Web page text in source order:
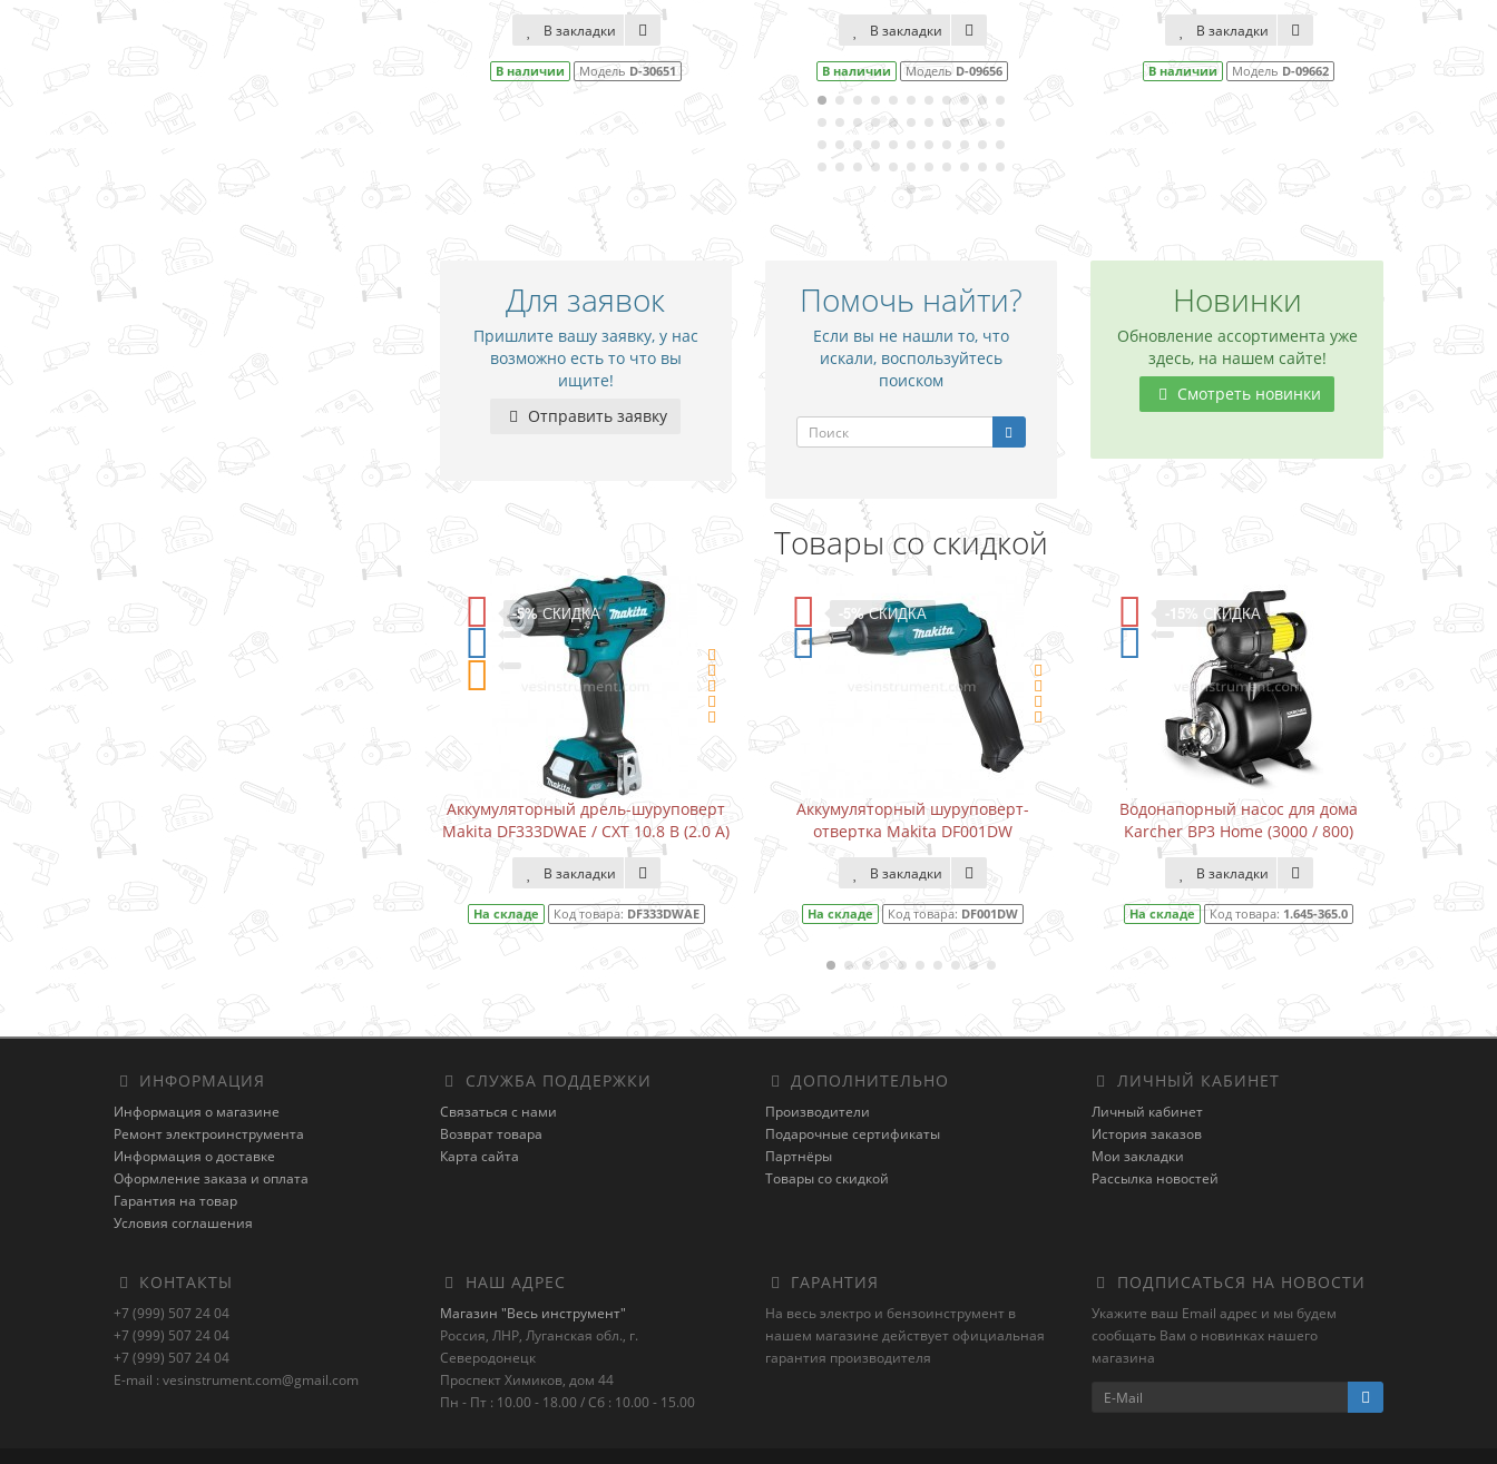
В закладки
В наличии D-31083
В закладки
В наличии Модель D-30651
В закладки
В наличии Модель D-09656
В закладки
В наличии Модель D-09662 В
Для заявок
Пришлите вашу заявку, у нас
возможно есть то что вы
ищите!
Отправить заявку
Помочь найти?
Если вы не нашли то, что
искали, воспользуйтесь
поиском
Новинки
Обновление ассортимента уже
здесь, на нашем сайте!
Смотреть новинки
Товары со скидкой
-5% СКИДКА
Аккумуляторный дрель-шуруповерт
Makita DF333DWYE / CXT 10.8 В (1.5 А)
В закладки
На складе Код товара: DF333DWYE
-5%СКИДКА
Аккумуляторный дрель-шуруповерт
Makita DF333DWAE / CXT 10.8 В (2.0 А)
В закладки
На складе Код товара: DF333DWAE
-5%СКИДКА
Аккумуляторный шуруповерт-
отвертка Makita DF001DW
В закладки
На складе Код товара: DF001DW
СКИДКА
Водонапорный насос для дома
Karcher BP3 Home (3000 / 800)
В закладки
На складе Код товара: 1.645-365.0
Karcher
На
ИНФОРМАЦИЯ
Информация о магазине
Ремонт электроинструмента
Информация о доставке
Оформление заказа и оплата
Гарантия на товар
Условия соглашения
СЛУЖБА ПОДДЕРЖКИ
Связаться с нами
Возврат товара
Карта сайта
ДОПОЛНИТЕЛЬНО
Производители
Подарочные сертификаты
Партнёры
Товары со скидкой
ЛИЧНЫЙ КАБИНЕТ
Личный кабинет
История заказов
Мои закладки
Рассылка новостей
КОНТАКТЫ
+7 (999) 507 24 04
+7 (999) 507 24 04
+7 (999) 507 24 04
E-mail : vesinstrument.com@gmail.com
НАШ АДРЕС
Магазин "Весь инструмент"
Россия, ЛНР, Луганская обл., г.
Северодонецк
Проспект Химиков, дом 44
Пн - Пт : 10.00 - 18.00 / Сб : 10.00 - 15.00
ГАРАНТИЯ
На весь электро и бензоинструмент в
нашем магазине действует официальная
гарантия производителя
ПОДПИСАТЬСЯ НА НОВОСТИ
Укажите ваш Email адрес и мы будем
сообщать Вам о новинках нашего
магазина